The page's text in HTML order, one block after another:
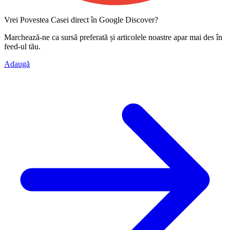
Vrei Povestea Casei direct în Google Discover?
Marchează-ne ca sursă preferată și articolele noastre apar mai des în
feed-ul tău.
Adaugă